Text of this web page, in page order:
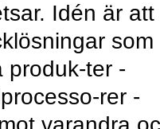
Idén är att
som
produk-ter -
rer -